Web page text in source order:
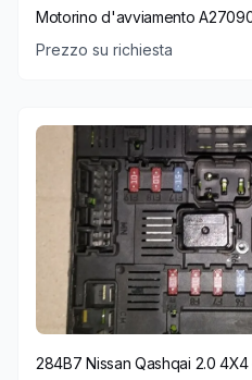
Motorino d'avviamento
Prezzo su richiesta
284B7 Nissan Qashqai 2.0